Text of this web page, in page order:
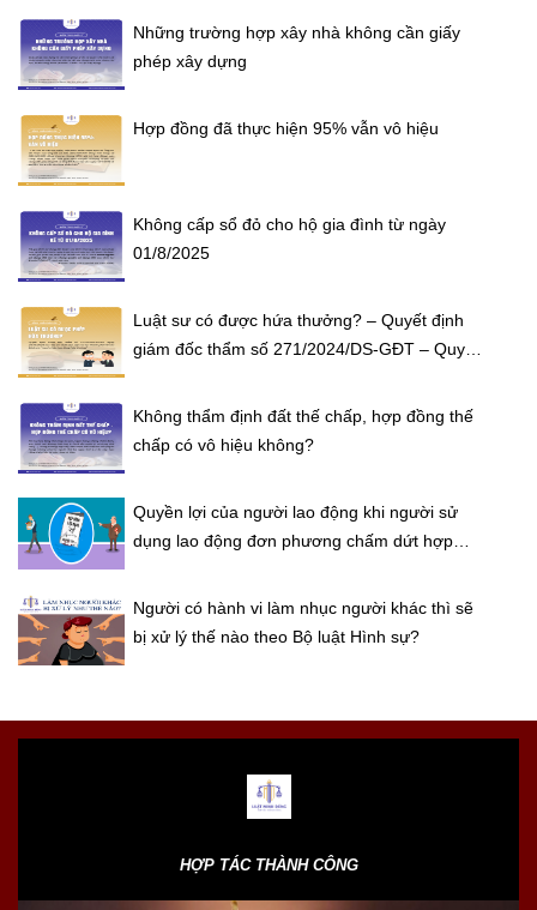
Những trường hợp xây nhà không cần giấy
phép xây dựng
Hợp đồng đã thực hiện 95% vẫn vô hiệu
Không cấp sổ đỏ cho hộ gia đình từ ngày
01/8/2025
Luật sư có được hứa thưởng? – Quyết định
giám đốc thẩm số 271/2024/DS-GĐT – Quyết
Không thẩm định đất thế chấp, hợp đồng thế
chấp có vô hiệu không?
Quyền lợi của người lao động khi người sử
dụng lao động đơn phương chấm dứt hợp
Người có hành vi làm nhục người khác thì sẽ
bị xử lý thế nào theo Bộ luật Hình sự?
HỢP TÁC THÀNH CÔNG